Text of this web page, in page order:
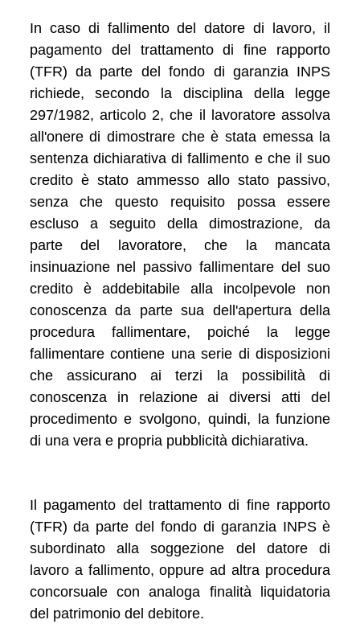
In caso di fallimento del datore di lavoro, il
pagamento del trattamento di fine rapporto
(TFR) da parte del fondo di garanzia INPS
richiede, secondo la disciplina della legge
297/1982, articolo 2, che il lavoratore assolva
all'onere di dimostrare che è stata emessa la
sentenza dichiarativa di fallimento e che il suo
credito è stato ammesso allo stato passivo,
senza che questo requisito possa essere
escluso a seguito della dimostrazione, da
parte del lavoratore, che la mancata
insinuazione nel passivo fallimentare del suo
credito è addebitabile alla incolpevole non
conoscenza da parte sua dell'apertura della
procedura fallimentare, poiché la legge
fallimentare contiene una serie di disposizioni
che assicurano ai terzi la possibilità di
conoscenza in relazione ai diversi atti del
procedimento e svolgono, quindi, la funzione
di una vera e propria pubblicità dichiarativa.
Il pagamento del trattamento di fine rapporto
(TFR) da parte del fondo di garanzia INPS è
subordinato alla soggezione del datore di
lavoro a fallimento, oppure ad altra procedura
concorsuale con analoga finalità liquidatoria
del patrimonio del debitore.